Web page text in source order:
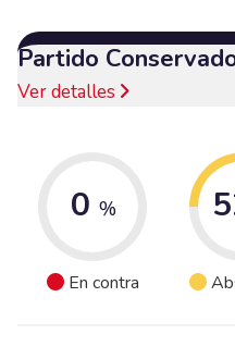
Partido
Ver detalles
0 %
En contra